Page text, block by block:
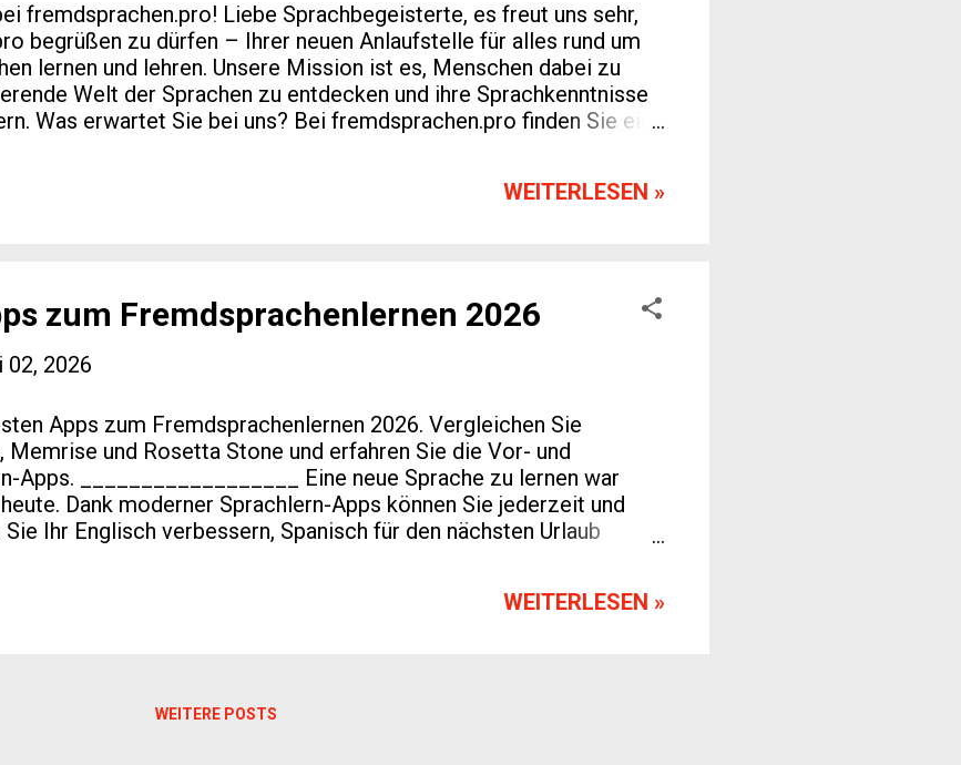
fremdsprachen.pro! Liebe Sprachbegeisterte, es freut uns sehr,
begrüßen zu dürfen – Ihrer neuen Anlaufstelle für alles rund um
lernen und lehren. Unsere Mission ist es, Menschen dabei zu
Welt der Sprachen zu entdecken und ihre Sprachkenntnisse
Was erwartet Sie bei uns? Bei fremdsprachen.pro finden Sie eine
Lektionen, Übungen und Lernmaterialien zur Verfügung, die auf
WEITERLESEN »
zum Fremdsprachenlernen 2026
02, 2026
Apps zum Fremdsprachenlernen 2026. Vergleichen Sie
Memrise und Rosetta Stone und erfahren Sie die Vor- und
Apps. __________________ Eine neue Sprache zu lernen war
Dank moderner Sprachlern-Apps können Sie jederzeit und
Ihr Englisch verbessern, Spanisch für den nächsten Urlaub
und zeigen die wichtigsten Vor- und Nachteile des digitalen
setzen und in ihrem eigenen Tempo lernen. Beson...
WEITERLESEN »
WEITERE POSTS